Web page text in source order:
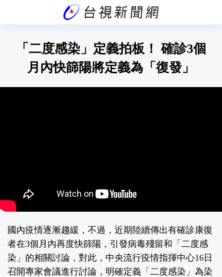
「二度感染」定義拍板！ 確診3個
月內快篩陽將定義為「復發」
國內疫情逐漸趨緩，不過，近期陸續傳出有確診康復
者在3個月內再度快篩陽，引發病毒殘留和「二度感
染」的相關討論，對此，中央流行疫情指揮中心16日
召開專家會議進行討論，明確定義「二度感染」為染